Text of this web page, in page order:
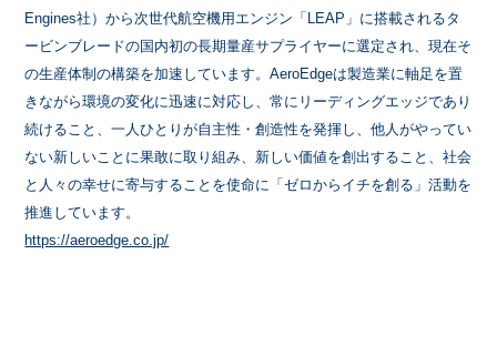
Engines社）から次世代航空機用エンジン「LEAP」に搭載されるタ
ービンブレードの国内初の長期量産サプライヤーに選定され、現在そ
の生産体制の構築を加速しています。AeroEdgeは製造業に軸足を置
きながら環境の変化に迅速に対応し、常にリーディングエッジであり
続けること、一人ひとりが自主性・創造性を発揮し、他人がやってい
ない新しいことに果敢に取り組み、新しい価値を創出すること、社会
と人々の幸せに寄与することを使命に「ゼロからイチを創る」活動を
推進しています。
https://aeroedge.co.jp/